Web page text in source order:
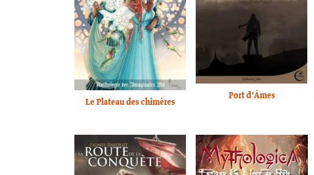
Le Plateau des chimères
Port d’Âmes